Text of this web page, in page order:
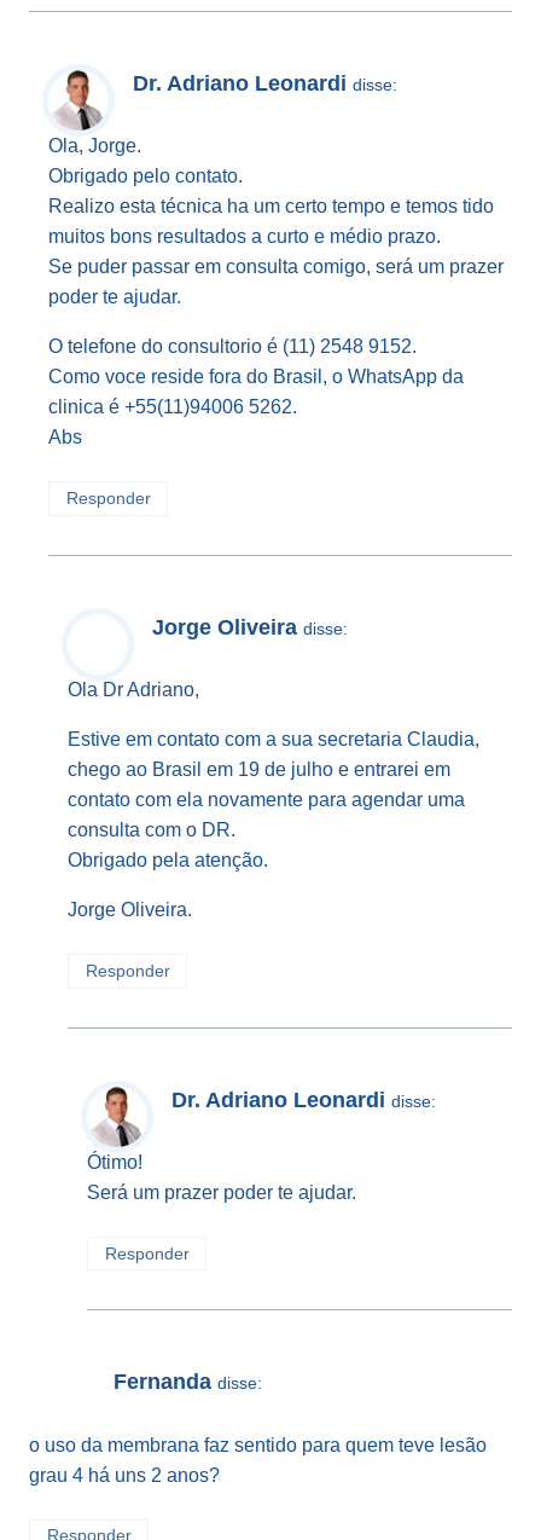
Dr. Adriano Leonardi disse:
Ola, Jorge.
Obrigado pelo contato.
Realizo esta técnica ha um certo tempo e temos tido
muitos bons resultados a curto e médio prazo.
Se puder passar em consulta comigo, será um prazer
poder te ajudar.
O telefone do consultorio é (11) 2548 9152.
Como voce reside fora do Brasil, o WhatsApp da
clinica é +55(11)94006 5262.
Abs
Responder
Jorge Oliveira disse:
Ola Dr Adriano,
Estive em contato com a sua secretaria Claudia,
chego ao Brasil em 19 de julho e entrarei em
contato com ela novamente para agendar uma
consulta com o DR.
Obrigado pela atenção.
Jorge Oliveira.
Responder
Dr. Adriano Leonardi disse:
Ótimo!
Será um prazer poder te ajudar.
Responder
Fernanda disse:
o uso da membrana faz sentido para quem teve lesão
grau 4 há uns 2 anos?
Responder